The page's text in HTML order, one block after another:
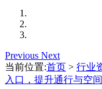
Previous Next
当前位置:首页 > 行业
入口，提升通行与空